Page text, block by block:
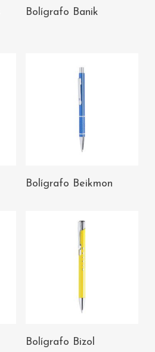
AÑADIR AL
Bolígrafo Banik
AÑADIR AL
Bolígrafo Beikmon
AÑADIR AL
Bolígrafo Bizol